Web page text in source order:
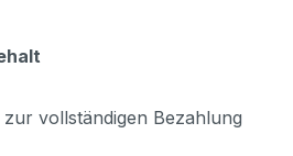
vollständigen Bezahlung